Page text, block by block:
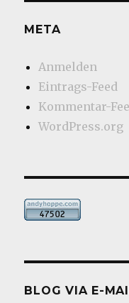
META
Anmelden
Eintrags-Feed
Kommentar-
WordPress.org
BLOG VIA E-